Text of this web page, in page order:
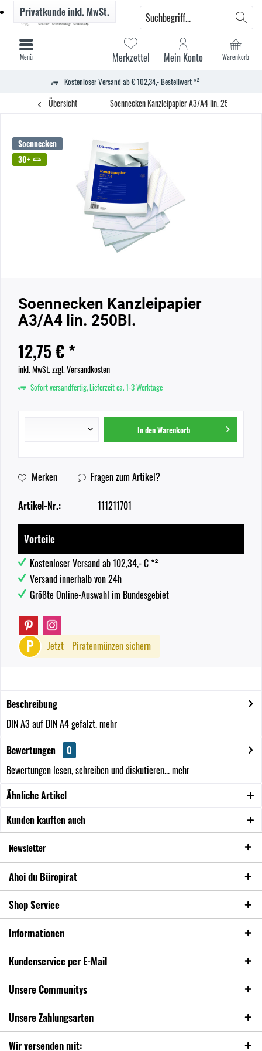
Kostenloser Versand ab € 102,34,- Bestellwert *²
Warenkorb
Merkzettel Mein Konto
Privatkundeinkl. MwSt.
Menü
Übersicht Soennecken Kanzleipapier A3/A4 lin. 250Bl.
Soennecken
30+
Soennecken Kanzleipapier
A3/A4 lin. 250Bl.
12,75 € *
inkl. MwSt.zzgl. Versandkosten
Sofort versandfertig, Lieferzeit ca. 1-3 Werktage
In denWarenkorb
Merken Fragen zum Artikel?
Artikel-Nr.: 111211701
Vorteile
Kostenloser Versand ab 102,34,- € *²
Versand innerhalb von 24h
Größte Online-Auswahl im Bundesgebiet
P Jetzt Piratenmünzen sichern
Beschreibung
DIN A3 auf DIN A4 gefalzt.mehr
Bewertungen
0
Bewertungen lesen, schreiben und diskutieren...mehr
Ähnliche Artikel
Kunden kauften auch
Newsletter
Ahoi du Büropirat
Shop Service
Informationen
Kundenservice per E-Mail
Unsere Communitys
Unsere Zahlungsarten
Wir versenden mit: